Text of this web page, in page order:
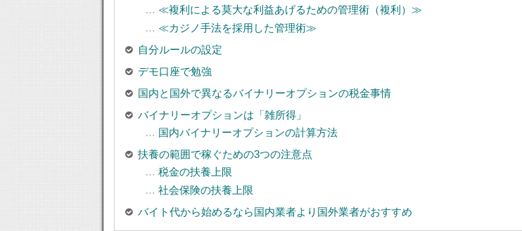
≪複利による莫大な利益あげるための管理術（複利）≫
≪カジノ手法を採用した管理術≫
自分ルールの設定
デモ口座で勉強
国内と国外で異なるバイナリーオプションの税金事情
バイナリーオプションは「雑所得」
国内バイナリーオプションの計算方法
扶養の範囲で稼ぐための3つの注意点
税金の扶養上限
社会保険の扶養上限
バイト代から始めるなら国内業者より国外業者がおすすめ